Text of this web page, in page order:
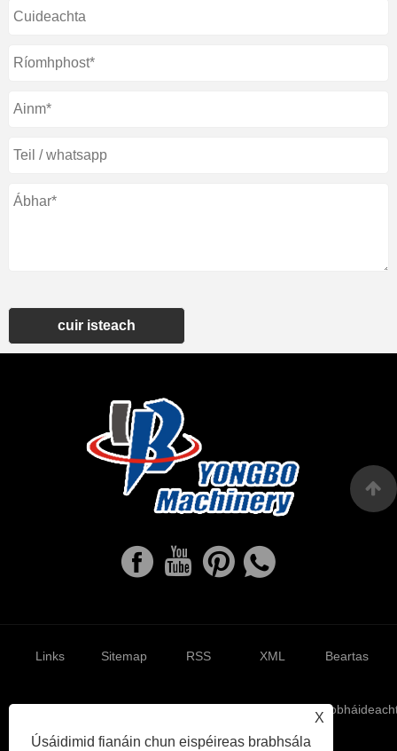
cuir isteach
X
Úsáidimid fianáin chun eispéireas brabhsála
Links Sitemap RSS XML Beartas